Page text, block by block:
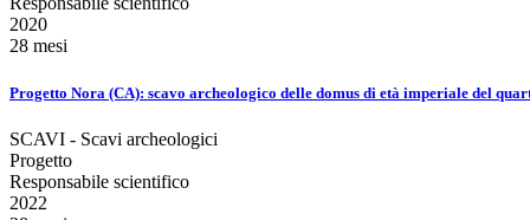
2020
28 mesi
Progetto Nora (CA): scavo archeologico delle domus di età imperiale del
SCAVI - Scavi archeologici
Progetto
Responsabile scientifico
2022